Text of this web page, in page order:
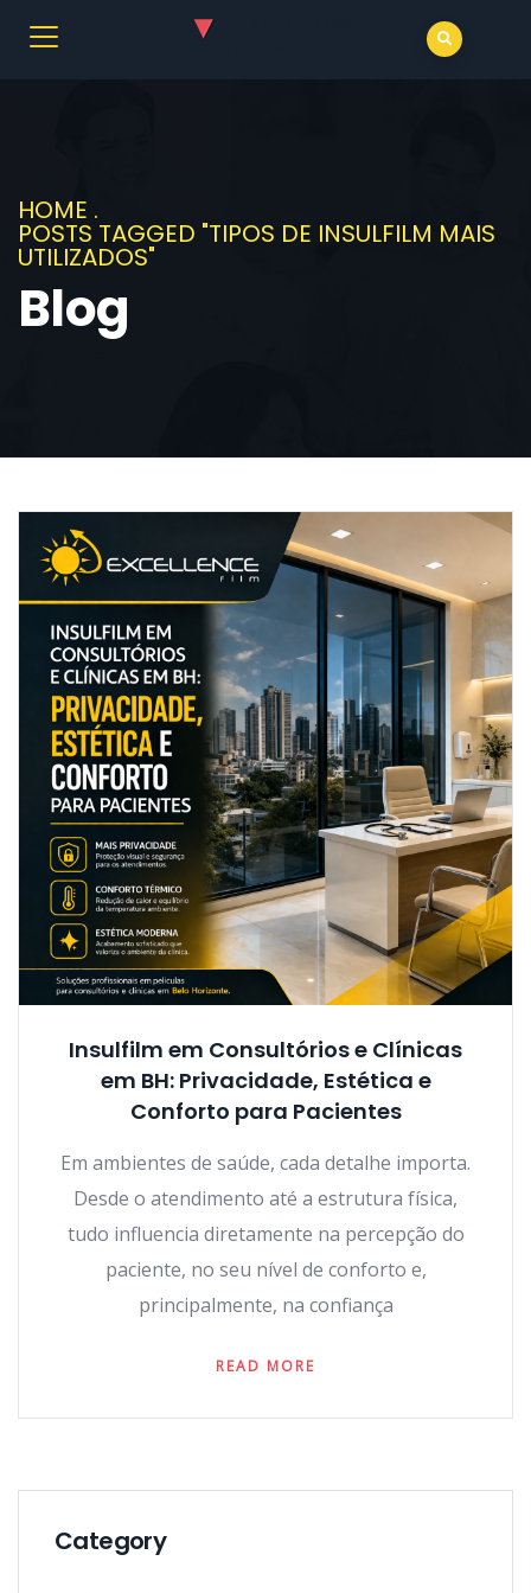
HOME .
POSTS TAGGED "TIPOS DE INSULFILM MAIS
UTILIZADOS"
Blog
Insulfilm em Consultórios e Clínicas
em BH: Privacidade, Estética e
Conforto para Pacientes
Em ambientes de saúde, cada detalhe importa.
Desde o atendimento até a estrutura física,
tudo influencia diretamente na percepção do
paciente, no seu nível de conforto e,
principalmente, na confiança
READ MORE
Category